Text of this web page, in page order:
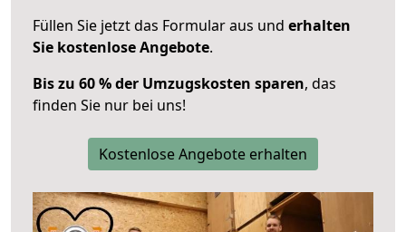
Füllen Sie jetzt das Formular aus und erhalten
Sie kostenlose Angebote.
Bis zu 60 % der Umzugskosten sparen, das
finden Sie nur bei uns!
Kostenlose Angebote erhalten